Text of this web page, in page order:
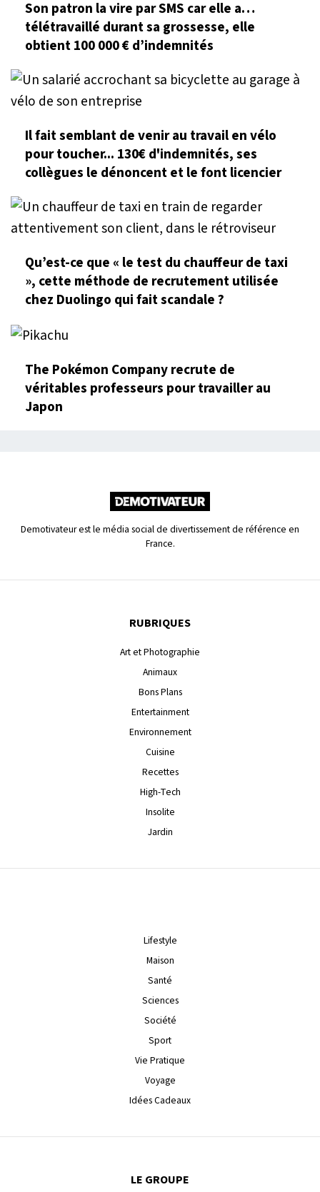
Son patron la vire par SMS car elle a…
télétravaillé durant sa grossesse, elle
obtient 100 000 € d’indemnités
Il fait semblant de venir au travail en vélo
pour toucher... 130€ d'indemnités, ses
collègues le dénoncent et le font licencier
Qu’est-ce que « le test du chauffeur de taxi
», cette méthode de recrutement utilisée
chez Duolingo qui fait scandale ?
The Pokémon Company recrute de
véritables professeurs pour travailler au
Japon
Demotivateur est le média social de divertissement de référence en
France.
RUBRIQUES
Art et Photographie
Animaux
Bons Plans
Entertainment
Environnement
Cuisine
Recettes
High-Tech
Insolite
Jardin
Lifestyle
Maison
Santé
Sciences
Société
Sport
Vie Pratique
Voyage
Idées Cadeaux
LE GROUPE